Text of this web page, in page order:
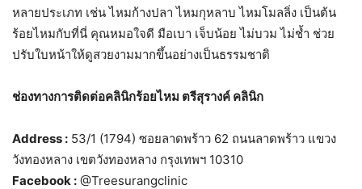
หลายประเภท เช่น ไหมก้างปลา ไหมกุหลาบ ไหมโมลลิ่ง เป็นต้น
ร้อยไหมกับที่นี่ คุณหมอใจดี มือเบา เจ็บน้อย ไม่บวม ไม่ช้ำ ช่วย
ปรับใบหน้าให้ดูสวยงามมากขึ้นอย่างเป็นธรรมชาติ
ช่องทางการติดต่อคลินิกร้อยไหม ตรีสุรางค์ คลินิก
Address : 53/1 (1794) ซอยลาดพร้าว 62 ถนนลาดพร้าว แขวง
วังทองหลาง เขตวังทองหลาง กรุงเทพฯ 10310
Facebook : @Treesurangclinic